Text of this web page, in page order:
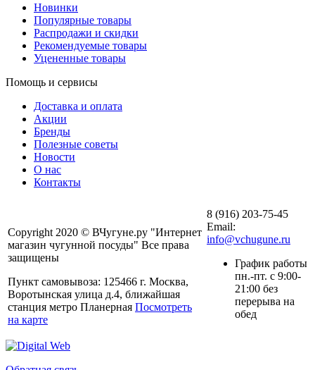
Новинки
Популярные товары
Распродажи и скидки
Рекомендуемые товары
Уцененные товары
Помощь и сервисы
Доставка и оплата
Акции
Бренды
Полезные советы
Новости
О нас
Контакты
Copyright 2020 © ВЧугуне.ру "Интернет
магазин чугунной посуды" Все права
защищены
Пункт самовывоза: 125466 г. Москва,
Воротынская улица д.4, ближайшая
станция метро Планерная Посмотреть
на карте
8 (916) 203-75-45
Email:
info@vchugune.ru
График работы
пн.-пт. с 9:00-
21:00 без
перерыва на
обед